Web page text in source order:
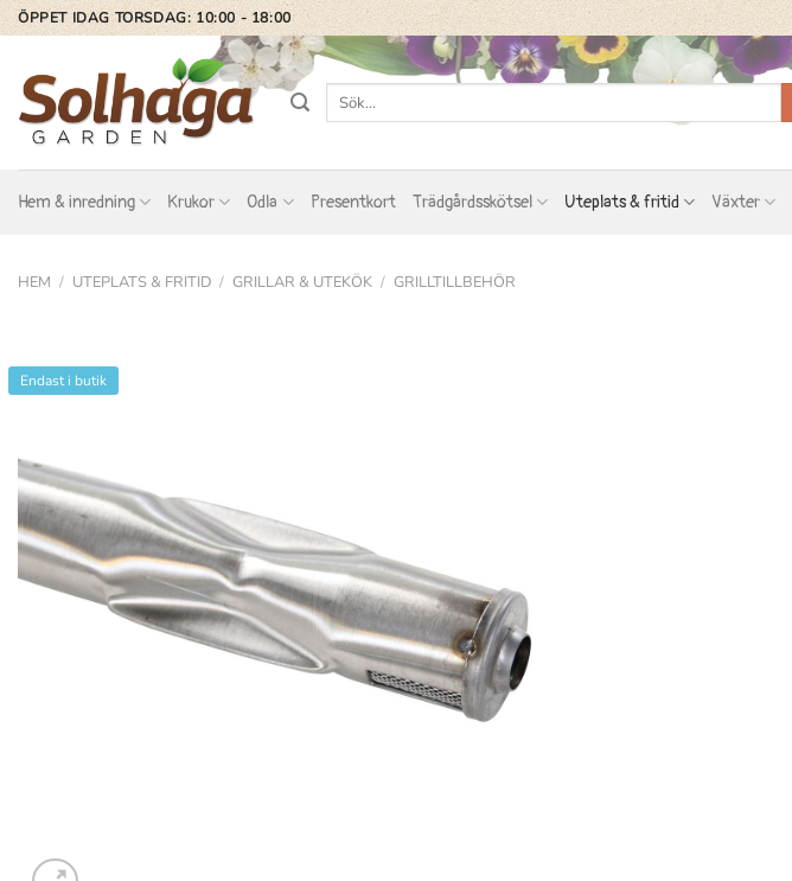
Skip
to
content
ÖPPET IDAG TORSDAG: 10:00 - 18:00
Sök
Hem & inredning Krukor Odla Presentkort Trädgårdsskötsel Uteplats & fritid Växter
HEM / UTEPLATS & FRITID / GRILLAR & UTEKÖK / GRILLTILLBEHÖR
Endast i butik